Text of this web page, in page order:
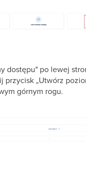
dostępu" po lewej
przycisk „Utwórz
górnym rogu.